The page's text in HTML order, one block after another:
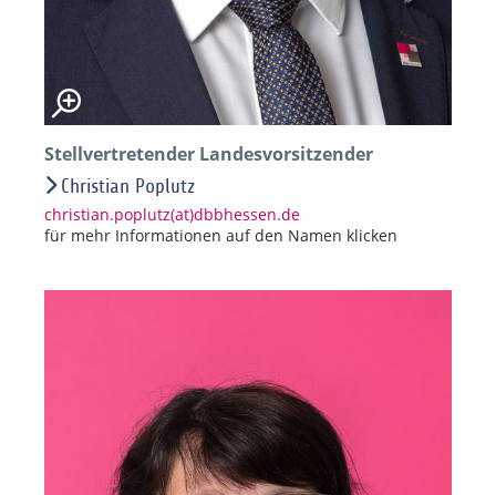
Stellvertretender Landesvorsitzender
Christian Poplutz
christian.poplutz(at)dbbhessen.de
für mehr Informationen auf den Namen klicken